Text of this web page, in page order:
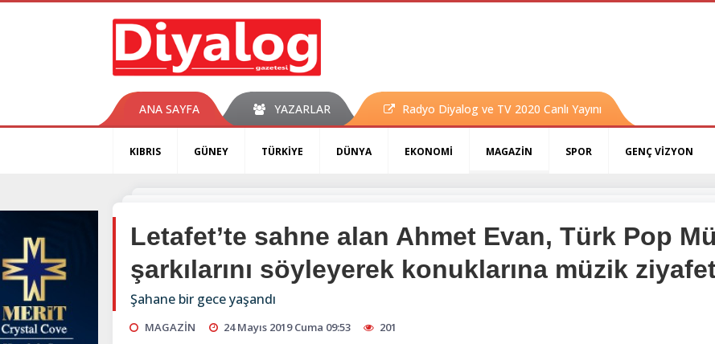
ANA SAYFA YAZARLAR Radyo Diyalog ve TV 2020 Canlı Yayını
KIBRIS GÜNEY TÜRKİYE DÜNYA EKONOMİ MAGAZİN SPOR GENÇ VİZYON
Letafet’te sahne alan Ahmet Evan, Türk Pop
şarkılarını söyleyerek konuklarına müzik
Şahane bir gece yaşandı
MAGAZİN 24 Mayıs 2019 Cuma 09:53 201